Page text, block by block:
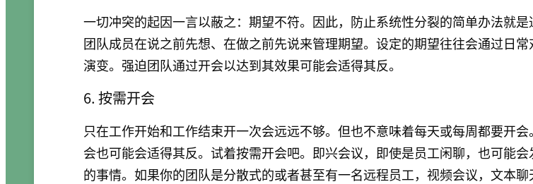
一切冲突的起因一言以蔽之：期望不符。因此，防止系统性分裂的简单办法就是
团队成员在说之前先想、在做之前先说来管理期望。设定的期望往往会通过日
演变。强迫团队通过开会以达到其效果可能会适得其反。
6. 按需开会
只在工作开始和工作结束开一次会远远不够。但也不意味着每天或每周都要开会
会也可能会适得其反。试着按需开会吧。即兴会议，即使是员工闲聊，也可能
的事情。如果你的团队是分散式的或者甚至有一名远程员工，视频会议，文本